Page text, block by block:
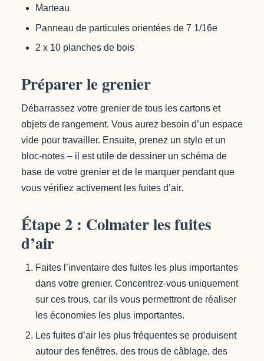
Marteau
Panneau de particules orientées de 7 1/16e
2 x 10 planches de bois
Préparer le grenier
Débarrassez votre grenier de tous les cartons et
objets de rangement. Vous aurez besoin d’un espace
vide pour travailler. Ensuite, prenez un stylo et un
bloc-notes – il est utile de dessiner un schéma de
base de votre grenier et de le marquer pendant que
vous vérifiez activement les fuites d’air.
Étape 2 : Colmater les fuites
d’air
Faites l’inventaire des fuites les plus importantes
dans votre grenier. Concentrez-vous uniquement
sur ces trous, car ils vous permettront de réaliser
les économies les plus importantes.
Les fuites d’air les plus fréquentes se produisent
autour des fenêtres, des trous de câblage, des